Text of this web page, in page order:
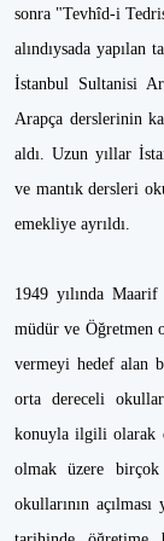
sonra "Tevhîd-i
alındıysada ya­pılan
İstanbul Sultanisi
Arapça derslerinin
aldı. Uzun yıllar
ve mantık dersleri
emekliye ayrıldı.
1949 yılında
müdür ve Öğretmen
vermeyi hedef alan
orta dereceli
konuyla ilgili olarak
olmak üzere bir­çok
okullarının